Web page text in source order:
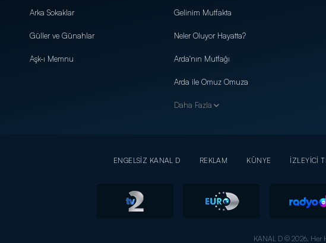
Arka Sokaklar
Güller ve Günahlar
Aşk-ı Memnu
Gelinim Mutfakta
Neler Oluyor Hayatta?
Arda'nın Mutfağı
Arda ile Omuz Omuza
Daha Fazla
ENGELSİZ KANAL D REKLAM KÜNYE İZLEYİCİ
KANAL D © 2026. Her